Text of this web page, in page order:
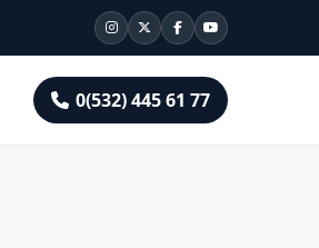
0(532) 445 61 77